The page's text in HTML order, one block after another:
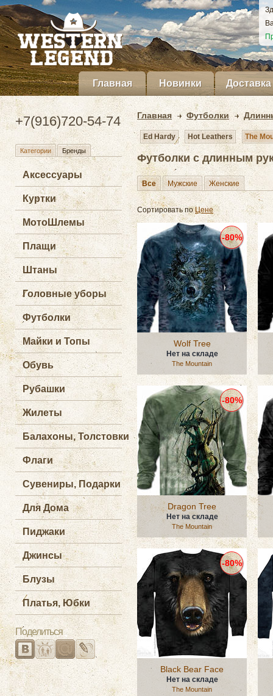
Главная Новинки Доставка
+7(916)720-54-74
Категории Бренды
Аксессуары
Куртки
МотоШлемы
Плащи
Штаны
Головные уборы
Футболки
Майки и Топы
Обувь
Рубашки
Жилеты
Балахоны, Толстовки
Флаги
Сувениры, Подарки
Для Дома
Пиджаки
Джинсы
Блузы
Платья, Юбки
Поделиться
Главная Футболки
Ed Hardy Hot Leathers The
Футболки с длинным
Все Мужские Женские
Сортировать поЦене
Wolf Tree
Нет на складе
The Mountain
-80%
Dragon Tree
Нет на складе
The Mountain
-80%
Black Bear Face
Нет на складе
The Mountain
-80%